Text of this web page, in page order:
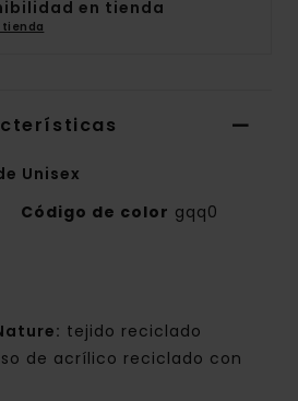
en tienda
tienda
Unisex
Código de color gqq0
tejido reciclado
de acrílico reciclado con